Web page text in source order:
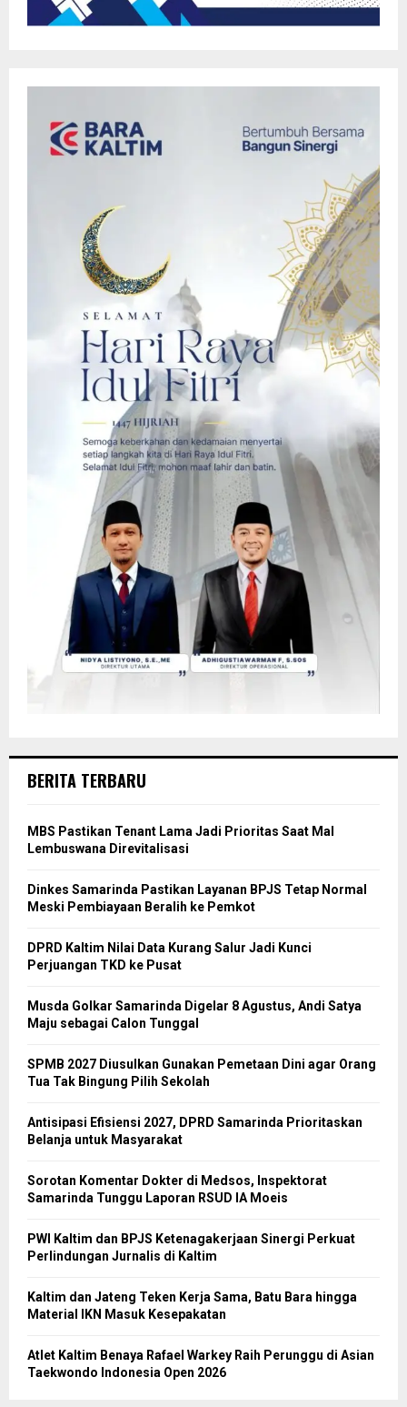
BERITA TERBARU
MBS Pastikan Tenant Lama Jadi Prioritas Saat Mal
Lembuswana Direvitalisasi
Dinkes Samarinda Pastikan Layanan BPJS Tetap Normal
Meski Pembiayaan Beralih ke Pemkot
DPRD Kaltim Nilai Data Kurang Salur Jadi Kunci
Perjuangan TKD ke Pusat
Musda Golkar Samarinda Digelar 8 Agustus, Andi Satya
Maju sebagai Calon Tunggal
SPMB 2027 Diusulkan Gunakan Pemetaan Dini agar Orang
Tua Tak Bingung Pilih Sekolah
Antisipasi Efisiensi 2027, DPRD Samarinda Prioritaskan
Belanja untuk Masyarakat
Sorotan Komentar Dokter di Medsos, Inspektorat
Samarinda Tunggu Laporan RSUD IA Moeis
PWI Kaltim dan BPJS Ketenagakerjaan Sinergi Perkuat
Perlindungan Jurnalis di Kaltim
Kaltim dan Jateng Teken Kerja Sama, Batu Bara hingga
Material IKN Masuk Kesepakatan
Atlet Kaltim Benaya Rafael Warkey Raih Perunggu di Asian
Taekwondo Indonesia Open 2026